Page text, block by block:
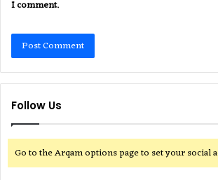
I comment.
Follow Us
Go to the Arqam options page to set your social